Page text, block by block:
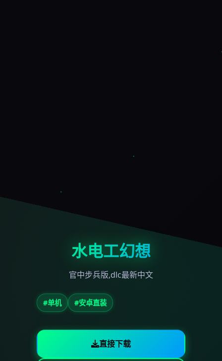
水电工幻想
官中步兵版,dlc最新中文
#单机 #安卓直装
直接下载